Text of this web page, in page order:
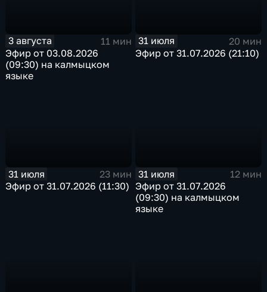
3 августа
11 мин
Эфир от 03.08.2026
(09:30) на калмыцком
языке
31 июля
20 мин
Эфир от 31.07.2026 (21:10)
31 июля
23 мин
Эфир от 31.07.2026 (11:30)
31 июля
12 мин
Эфир от 31.07.2026
(09:30) на калмыцком
языке